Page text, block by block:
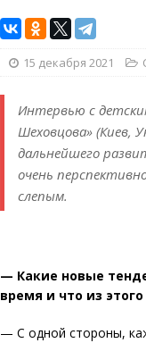
15 декабря 2021
Интервью с
Шеховцова» (Киев,
дальнейшего
очень
слепым.
— Какие новые
время и что из
— С одной стороны,